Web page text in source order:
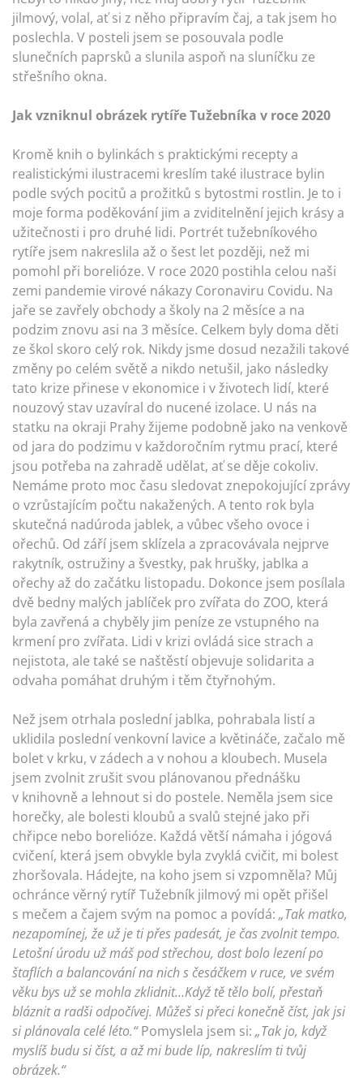
jilmový, volal, ať si z něho připravím čaj, a tak jsem ho
poslechla. V posteli jsem se posouvala podle
slunečních paprsků a slunila aspoň na sluníčku ze
střešního okna.
Jak vzniknul obrázek rytíře Tužebníka v roce 2020
Kromě knih o bylinkách s praktickými recepty a
realistickými ilustracemi kreslím také ilustrace bylin
podle svých pocitů a prožitků s bytostmi rostlin. Je to i
moje forma poděkování jim a zviditelnění jejich krásy a
užitečnosti i pro druhé lidi. Portrét tužebníkového
rytíře jsem nakreslila až o šest let později, než mi
pomohl při borelióze. V roce 2020 postihla celou naši
zemi pandemie virové nákazy Coronaviru Covidu. Na
jaře se zavřely obchody a školy na 2 měsíce a na
podzim znovu asi na 3 měsíce. Celkem byly doma děti
ze škol skoro celý rok. Nikdy jsme dosud nezažili takové
změny po celém světě a nikdo netušil, jako následky
tato krize přinese v ekonomice i v životech lidí, které
nouzový stav uzavíral do nucené izolace. U nás na
statku na okraji Prahy žijeme podobně jako na venkově
od jara do podzimu v každoročním rytmu prací, které
jsou potřeba na zahradě udělat, ať se děje cokoliv.
Nemáme proto moc času sledovat znepokojující zprávy
o vzrůstajícím počtu nakažených. A tento rok byla
skutečná nadúroda jablek, a vůbec všeho ovoce i
ořechů. Od září jsem sklízela a zpracovávala nejprve
rakytník, ostružiny a švestky, pak hrušky, jablka a
ořechy až do začátku listopadu. Dokonce jsem posílala
dvě bedny malých jablíček pro zvířata do ZOO, která
byla zavřená a chyběly jim peníze ze vstupného na
krmení pro zvířata. Lidi v krizi ovládá sice strach a
nejistota, ale také se naštěstí objevuje solidarita a
odvaha pomáhat druhým i těm čtyřnohým.
Než jsem otrhala poslední jablka, pohrabala listí a
uklidila poslední venkovní lavice a květináče, začalo mě
bolet v krku, v zádech a v nohou a kloubech. Musela
jsem zvolnit zrušit svou plánovanou přednášku
v knihovně a lehnout si do postele. Neměla jsem sice
horečky, ale bolesti kloubů a svalů stejné jako při
chřipce nebo borelióze. Každá větší námaha i jógová
cvičení, která jsem obvykle byla zvyklá cvičit, mi bolest
zhoršovala. Hádejte, na koho jsem si vzpomněla? Můj
ochránce věrný rytíř Tužebník jilmový mi opět přišel
s mečem a čajem svým na pomoc a povídá: „Tak matko,
nezapomínej, že už je ti přes padesát, je čas zvolnit tempo.
Letošní úrodu už máš pod střechou, dost bolo lezení po
štaflích a balancování na nich s česáčkem v ruce, ve svém
věku bys už se mohla zklidnit…Když tě tělo bolí, přestaň
bláznit a radši odpočívej. Můžeš si přeci konečně číst, jak jsi
si plánovala celé léto.“Pomyslela jsem si: „Tak jo, když
myslíš budu si číst, a až mi bude líp, nakreslím ti tvůj
obrázek.“